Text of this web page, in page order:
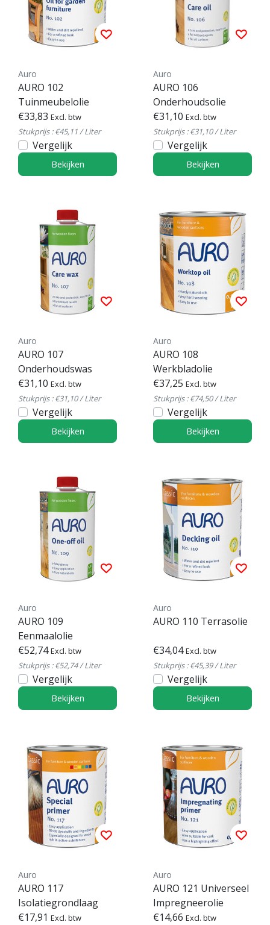
Auro
AURO 102
Tuinmeubelolie
€33,83 Excl. btw
Stukprijs : €45,11 / Liter
Vergelijk
Bekijken
Auro
AURO 106
Onderhoudsolie
€31,10 Excl. btw
Stukprijs : €31,10 / Liter
Vergelijk
Bekijken
Auro
AURO 107
Onderhoudswas
€31,10 Excl. btw
Stukprijs : €31,10 / Liter
Vergelijk
Bekijken
Auro
AURO 108
Werkbladolie
€37,25 Excl. btw
Stukprijs : €74,50 / Liter
Vergelijk
Bekijken
Auro
AURO 109
Eenmaalolie
€52,74 Excl. btw
Stukprijs : €52,74 / Liter
Vergelijk
Bekijken
Auro
AURO 110 Terrasolie
€34,04 Excl. btw
Stukprijs : €45,39 / Liter
Vergelijk
Bekijken
Auro
AURO 117
Isolatiegrondlaag
€17,91 Excl. btw
Auro
AURO 121 Universeel
Impregneerolie
€14,66 Excl. btw